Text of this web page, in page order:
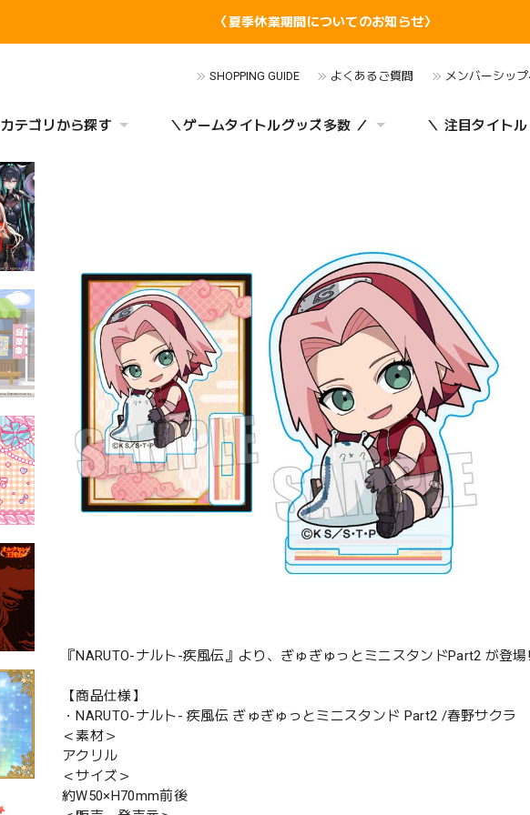
〈夏季休業期間についてのお知らせ〉
SHOPPING GUIDE よくあるご質問 メンバーシッ
カテゴリから探す ＼ゲームタイトルグッズ多数 ／ ＼ 注目タイト
『NARUTO-ナルト-疾風伝』より、ぎゅぎゅっとミニスタンドPart2 が登場
【商品仕様】
・NARUTO-ナルト- 疾風伝 ぎゅぎゅっとミニスタンド Part2 /春野サクラ
＜素材＞
アクリル
＜サイズ＞
約W50×H70mm前後